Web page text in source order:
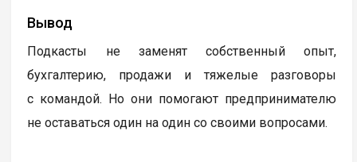
Вывод
Подкасты не заменят собственный опыт,
бухгалтерию, продажи и тяжелые разговоры
с командой. Но они помогают предпринимателю
не оставаться один на один со своими вопросами.